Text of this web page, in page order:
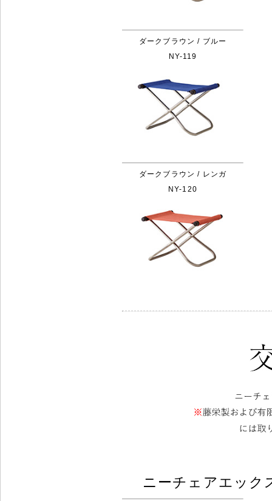
ダークブラウン / ブルー
NY-119
ダークブラウン / レンガ
NY-120
ニーチェアエック